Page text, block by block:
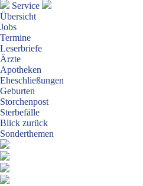
Service
Übersicht
Jobs
Termine
Leserbriefe
Ärzte
Apotheken
Eheschließungen
Geburten
Storchenpost
Sterbefälle
Blick zurück
Sonderthemen